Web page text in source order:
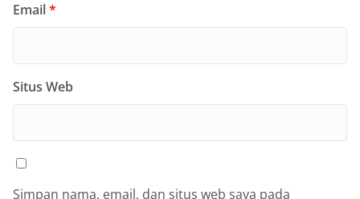
Email*
Situs Web
Simpan nama, email, dan situs web saya pada